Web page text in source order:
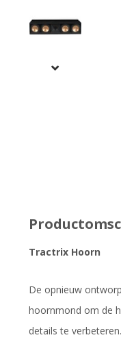
Tractrix Hoorn
De opnieuw
hoornmond om de
details te